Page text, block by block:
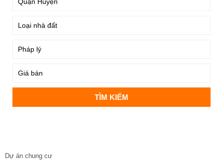
Dự án chung cư